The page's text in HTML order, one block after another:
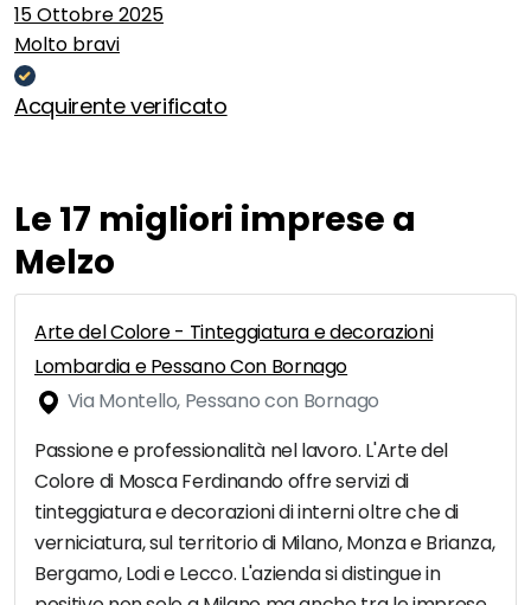
15 Ottobre 2025
Molto bravi
Acquirente verificato
Le 17 migliori imprese a
Melzo
Arte del Colore - Tinteggiatura e decorazioni
Lombardia e Pessano Con Bornago
Via Montello, Pessano con Bornago
Passione e professionalità nel lavoro. L'Arte del
Colore di Mosca Ferdinando offre servizi di
tinteggiatura e decorazioni di interni oltre che di
verniciatura, sul territorio di Milano, Monza e Brianza,
Bergamo, Lodi e Lecco. L'azienda si distingue in